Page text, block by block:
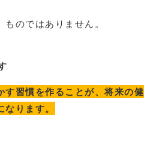
ものではありません。
す習慣を作ることが、将来の健
ります。